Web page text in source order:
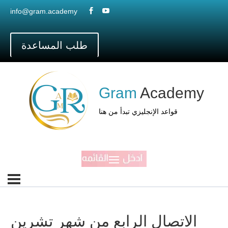
info@gram.academy  
طلب المساعدة
Gram Academy
قواعد الإنجليزي تبدأ من هنا
الاتصال الرابع من شهر تشرين